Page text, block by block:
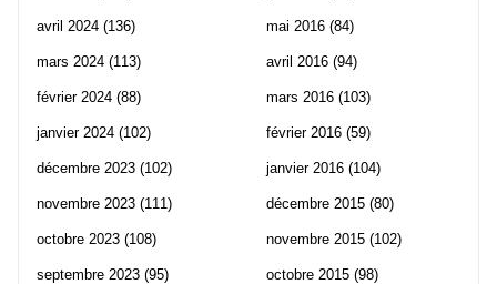
avril 2024 (136)
mars 2024 (113)
février 2024 (88)
janvier 2024 (102)
décembre 2023 (102)
novembre 2023 (111)
octobre 2023 (108)
septembre 2023 (95)
mai 2016 (84)
avril 2016 (94)
mars 2016 (103)
février 2016 (59)
janvier 2016 (104)
décembre 2015 (80)
novembre 2015 (102)
octobre 2015 (98)